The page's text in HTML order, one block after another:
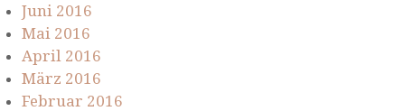
Juni 2016
Mai 2016
April 2016
März 2016
Februar 2016